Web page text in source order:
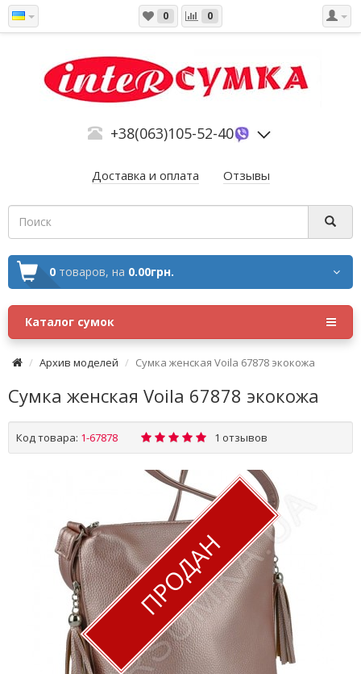
0 0
+38(063)105-52-40
Доставка и оплата Отзывы
0 товаров, на 0.00грн.
Каталог сумок
Архив моделей Сумка женская Voila 67878 экокожа
Сумка женская Voila 67878 экокожа
Код товара: 1-67878 1 отзывов
ПРОДАН